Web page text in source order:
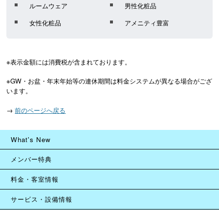
ルームウェア
男性化粧品
女性化粧品
アメニティ豊富
※表示金額には消費税が含まれております。
※GW・お盆・年末年始等の連休期間は料金システムが異なる場合がござ
います。
→ 前のページへ戻る
What's New
メンバー特典
料金・客室情報
サービス・設備情報